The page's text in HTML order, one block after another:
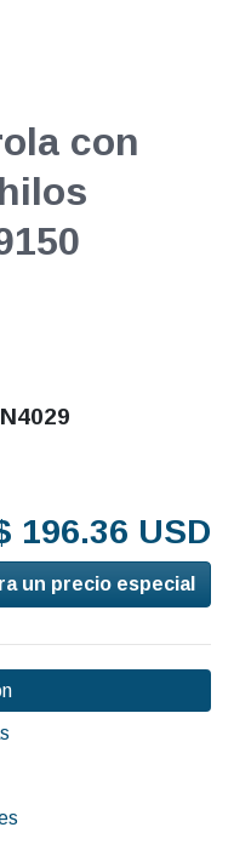
con
196.36 USD
un precio especial